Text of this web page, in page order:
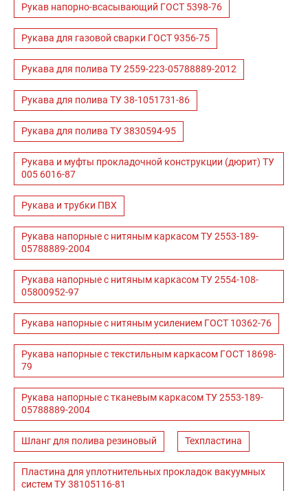
Рукав напорно-всасывающий ГОСТ 5398-76
Рукава для газовой сварки ГОСТ 9356-75
Рукава для полива ТУ 2559-223-05788889-2012
Рукава для полива ТУ 38-1051731-86
Рукава для полива ТУ 3830594-95
Рукава и муфты прокладочной конструкции (дюрит) ТУ
005 6016-87
Рукава и трубки ПВХ
Рукава напорные с нитяным каркасом ТУ 2553-189-
05788889-2004
Рукава напорные с нитяным каркасом ТУ 2554-108-
05800952-97
Рукава напорные с нитяным усилением ГОСТ 10362-76
Рукава напорные с текстильным каркасом ГОСТ 18698-
79
Рукава напорные с тканевым каркасом ТУ 2553-189-
05788889-2004
Шланг для полива резиновый Техпластина
Пластина для уплотнительных прокладок вакуумных
систем ТУ 38105116-81